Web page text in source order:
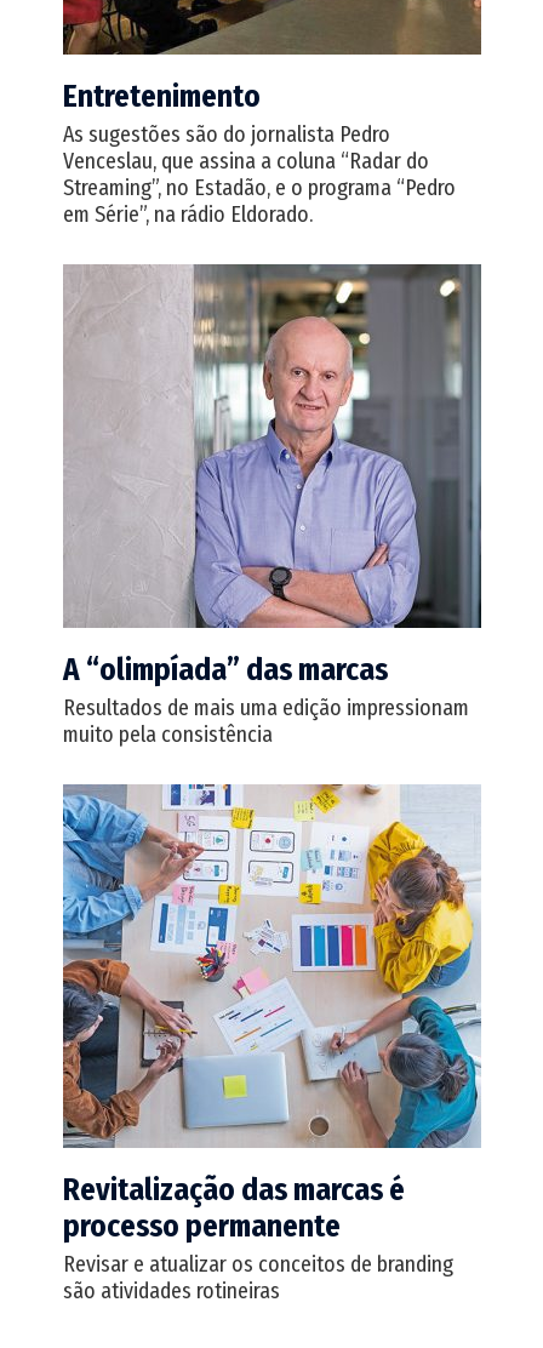
Entretenimento
As sugestões são do jornalista Pedro
Venceslau, que assina a coluna “Radar do
Streaming”, no Estadão, e o programa “Pedro
em Série”, na rádio Eldorado.
A “olimpíada” das marcas
Resultados de mais uma edição impressionam
muito pela consistência
Revitalização das marcas é
processo permanente
Revisar e atualizar os conceitos de branding
são atividades rotineiras